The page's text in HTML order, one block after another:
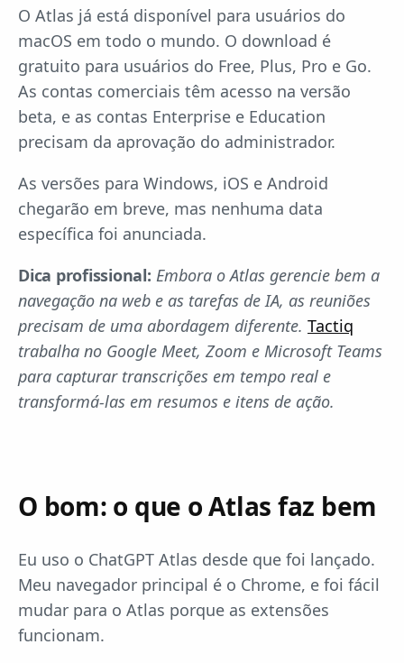
O Atlas já está disponível para usuários do
macOS em todo o mundo. O download é
gratuito para usuários do Free, Plus, Pro e Go.
As contas comerciais têm acesso na versão
beta, e as contas Enterprise e Education
precisam da aprovação do administrador.
As versões para Windows, iOS e Android
chegarão em breve, mas nenhuma data
específica foi anunciada.
Dica profissional: Embora o Atlas gerencie bem a
navegação na web e as tarefas de IA, as reuniões
precisam de uma abordagem diferente. Tactiq
trabalha no Google Meet, Zoom e Microsoft Teams
para capturar transcrições em tempo real e
transformá-las em resumos e itens de ação.
O bom: o que o Atlas faz bem
Eu uso o ChatGPT Atlas desde que foi lançado.
Meu navegador principal é o Chrome, e foi fácil
mudar para o Atlas porque as extensões
funcionam.